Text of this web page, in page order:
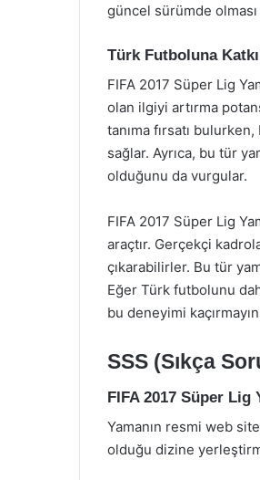
güncel sürümde
Türk Futboluna
FIFA 2017 Süper Lig
olan ilgiyi artırma
tanıma fırsatı
sağlar. Ayrıca, bu tür
olduğunu da vurgular.
FIFA 2017 Süper Lig
araçtır. Gerçekçi
çıkarabilirler. Bu tür
Eğer Türk futbolunu
bu deneyimi
SSS (Sıkça
FIFA 2017 Süper Lig
Yamanın resmi web
olduğu dizine